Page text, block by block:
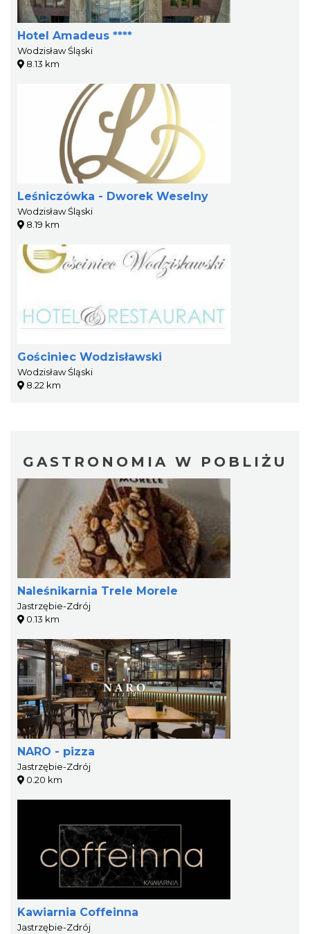
Hotel Amadeus ****
Wodzisław Śląski
8.13 km
Leśniczówka - Dworek Weselny
Wodzisław Śląski
8.19 km
Gościniec Wodzisławski
Wodzisław Śląski
8.22 km
GASTRONOMIA W POBLIŻU
Naleśnikarnia Trele Morele
Jastrzębie-Zdrój
0.13 km
NARO - pizza
Jastrzębie-Zdrój
0.20 km
Kawiarnia Coffeinna
Jastrzębie-Zdrój